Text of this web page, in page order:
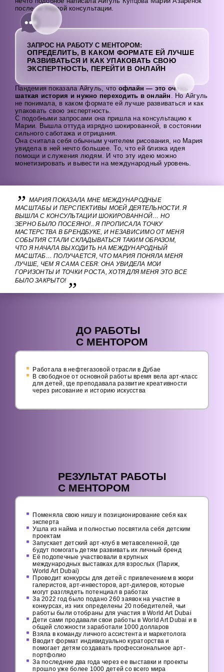
после их первой консультации.
ЗАПРОС НА РАБОТУ С МЕНТОРОМ:
ОПРЕДЕЛИТЬ, В КАКОМ ФОРМАТЕ ЕЙ ЛУЧШЕ
РАЗВИВАТЬСЯ И КАК УПАКОВАТЬ СВОЮ
ЭКСПЕРТНОСТЬ, ПЕРЕЙТИ В ОНЛАЙН
Пандемия показала Айгуль, что офлайн — это очень
шаткая история и нужно переходить в онлайн . Но Айгуль
не понимала, в каком формате ей лучше развиваться и как
упаковать свою экспертность.
С подобными запросами она пришла на консультацию к
Марии. Вышла оттуда изрядно шокированной, в состоянии
сильного саботажа и отрицания.
Она считала себя обычным учителем рисования, но Мария
увидела в ней нечто большее. То, что ей близка идея
помощи и служения людям. И что эту идею можно
монетизировать и вывести на международный уровень.
МАРИЯ ПОКАЗАЛА МНЕ МЕЖДУНАРОДНЫЕ
МАСШТАБЫ И ПЕРСПЕКТИВЫ МОЕЙ ДЕЯТЕЛЬНОСТИ. Я
ВЫШЛА С КОНСУЛЬТАЦИИ ШОКИРОВАННОЙ… НО
ЗЕРНО БЫЛО ПОСЕЯНО!.. Я ПРОПИСАЛА ТОЧКУ
МАСТЕРСТВА В БРЕНДБУКЕ, И НЕЗАВИСИМО ОТ МЕНЯ
СОБЫТИЯ СТАЛИ СКЛАДЫВАТЬСЯ ТАКИМ ОБРАЗОМ,
ЧТО Я НАЧАЛА ВЫХОДИТЬ НА МЕЖДУНАРОДНЫЙ
МАСШТАБ… ПОЛУЧАЕТСЯ, ЧТО МАРИЯ ПОНЯЛА МЕНЯ
ЛУЧШЕ, ЧЕМ Я САМА СЕБЯ: ОНА УВИДЕЛА МОИ
ГОРИЗОНТЫ И ТОЧКИ РОСТА, ХОТЯ ДЛЯ МЕНЯ ЭТО ВСЕ
БЫЛО ЗАКРЫТО!
ДО РАБОТЫ
С МЕНТОРОМ
Работала в нефтегазовой отрасли в Дубае
В свободное от основной работы время вела арт-класс
для детей, где преподавала развитие креативности
через рисование и историю искусства
РЕЗУЛЬТАТ РАБОТЫ
С МЕНТОРОМ
Поменяла свою нишу и позиционирование себя как
эксперта
Ушла из найма и полностью посвятила себя детским
проектам
Запускает детский арт-клуб в метавселенной, где
будут помогать детям развивать их личный бренд
Её подопечные участвовали в крупных
международных выставках для взрослых (Париж,
World Art Dubai)
Проводит конкурсы для детей с привлечением в жюри
галеристов, арт-инвесторов, арт-дилеров, которые
могут разглядеть потенциал в работах
За 2022 год было подано 260 заявок на участие в
конкурсах, из них определены 20 победителей, чьи
работы были отобраны для участия в World Art Dubai
Дети сами продавали свои работы в World Art Dubai и в
общей сложности заработали 1000 долларов
Взяла в команду личного ассистента и маркетолога
Вводит формат индивидуально кураторства и
помогает детям создавать профессиональное арт-
портфолио
За последние два года через ее выставки и проекты
прошло уже более 1000 детей со всего мира